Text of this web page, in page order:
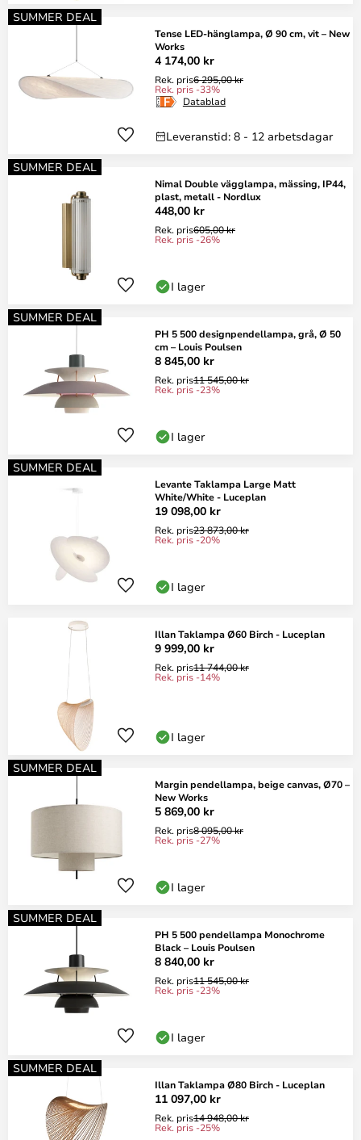
SUMMER DEAL
Tense LED-hänglampa, Ø 90 cm, vit – New
Works
4 174,00 kr
Rek. pris6 295,00 kr
Rek. pris -33%
Datablad
Leveranstid: 8 - 12 arbetsdagar
SUMMER DEAL
Nimal Double vägglampa, mässing, IP44,
plast, metall - Nordlux
448,00 kr
Rek. pris605,00 kr
Rek. pris -26%
I lager
SUMMER DEAL
PH 5 500 designpendellampa, grå, Ø 50
cm – Louis Poulsen
8 845,00 kr
Rek. pris11 545,00 kr
Rek. pris -23%
I lager
SUMMER DEAL
Levante Taklampa Large Matt
White/White - Luceplan
19 098,00 kr
Rek. pris23 873,00 kr
Rek. pris -20%
I lager
Illan Taklampa Ø60 Birch - Luceplan
9 999,00 kr
Rek. pris11 744,00 kr
Rek. pris -14%
I lager
SUMMER DEAL
Margin pendellampa, beige canvas, Ø70 –
New Works
5 869,00 kr
Rek. pris8 095,00 kr
Rek. pris -27%
I lager
SUMMER DEAL
PH 5 500 pendellampa Monochrome
Black – Louis Poulsen
8 840,00 kr
Rek. pris11 545,00 kr
Rek. pris -23%
I lager
SUMMER DEAL
Illan Taklampa Ø80 Birch - Luceplan
11 097,00 kr
Rek. pris14 948,00 kr
Rek. pris -25%